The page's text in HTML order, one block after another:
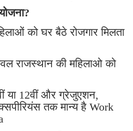
को घर बैठे रोजगार मिलता
राजस्थान की महिलाओ को
या 12वीं और ग्रेजुएशन,
तक मान्य है Work